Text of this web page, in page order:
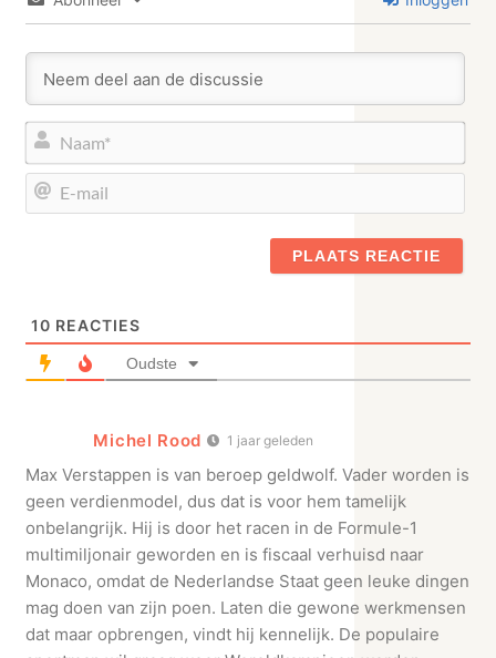
10 REACTIES
Oudste
Michel Rood 1 jaar geleden
Max Verstappen is van beroep geldwolf. Vader worden is
geen verdienmodel, dus dat is voor hem tamelijk
onbelangrijk. Hij is door het racen in de Formule-1
multimiljonair geworden en is fiscaal verhuisd naar
Monaco, omdat de Nederlandse Staat geen leuke dingen
mag doen van zijn poen. Laten die gewone werkmensen
dat maar opbrengen, vindt hij kennelijk. De populaire